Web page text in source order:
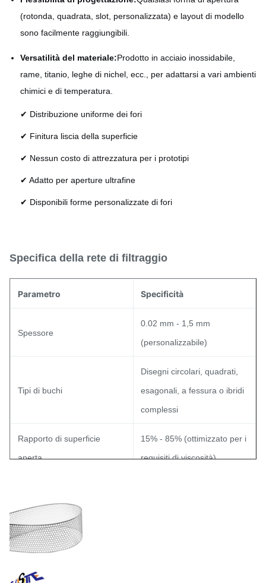
(rotonda, quadrata, slot, personalizzata) e layout di modello
sono facilmente raggiungibili.
Versatilità del materiale:Prodotto in acciaio inossidabile,
rame, titanio, leghe di nichel, ecc., per adattarsi a vari ambienti
chimici e di temperatura.
✔ Distribuzione uniforme dei fori
✔ Finitura liscia della superficie
✔ Nessun costo di attrezzatura per i prototipi
✔ Adatto per aperture ultrafine
✔ Disponibili forme personalizzate di fori
Specifica della rete di filtraggio
Parametro Specificità
Spessore
0.02 mm - 1,5 mm
(personalizzabile)
Tipi di buchi
Disegni circolari, quadrati,
esagonali, a fessura o ibridi
complessi
Rapporto di superficie
aperta
15% - 85% (ottimizzato per i
requisiti di viscosità)
Finiture superficiali